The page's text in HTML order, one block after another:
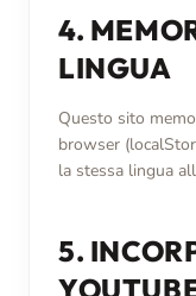
4.
LINGUA
Questo sito
browser
la stessa lingua
5.